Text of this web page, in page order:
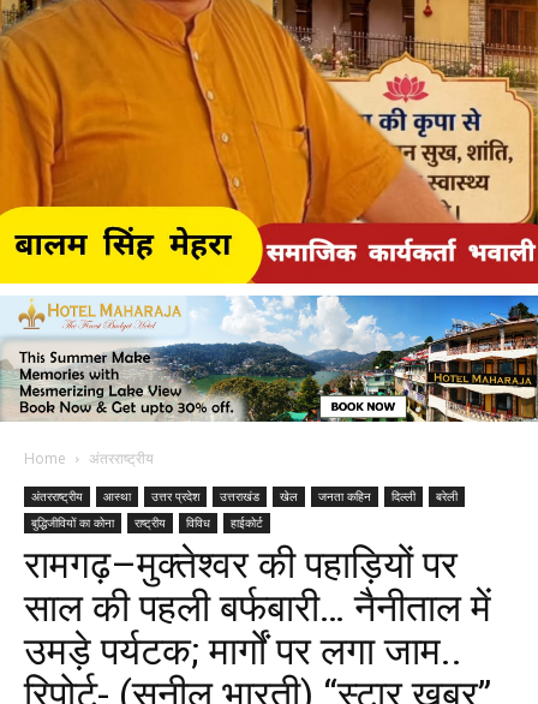
Home अंतरराष्ट्रीय
अंतरराष्ट्रीय आस्था उत्तर प्रदेश उत्तराखंड खेल जनता कहिन दिल्ली
बरेली
बुद्धिजीवियों का कोना
राष्ट्रीय विविध हाईकोर्ट
रामगढ़–मुक्तेश्वर की पहाड़ियों पर
साल की पहली बर्फबारी… नैनीताल में
उमड़े पर्यटक; मार्गों पर लगा जाम..
रिपोर्ट- (सुनील भारती) “स्टार खबर”